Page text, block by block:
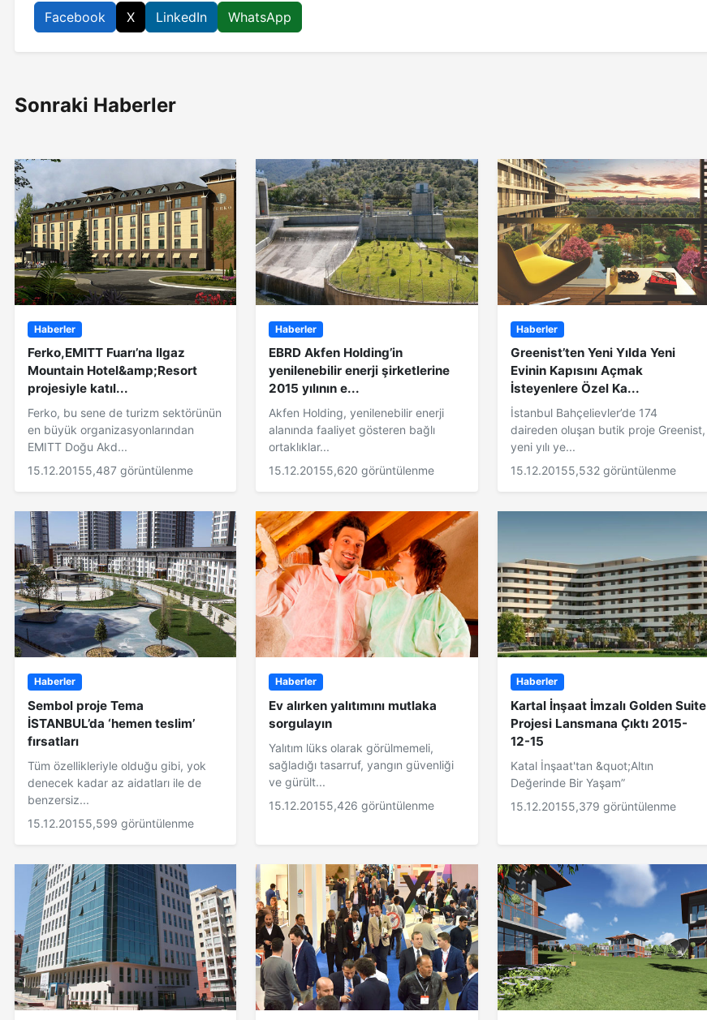
Facebook X LinkedIn WhatsApp
Sonraki Haberler
Haberler
Ferko,EMITT Fuarı’na Ilgaz
Mountain Hotel&amp;Resort
projesiyle katıl...
Ferko, bu sene de turizm sektörünün
en büyük organizasyonlarından
EMITT Doğu Akd...
15.12.20155,487 görüntülenme
Haberler
EBRD Akfen Holding’in
yenilenebilir enerji şirketlerine
2015 yılının e...
Akfen Holding, yenilenebilir enerji
alanında faaliyet gösteren bağlı
ortaklıklar...
15.12.20155,620 görüntülenme
Haberler
Greenist’ten Yeni Yılda Yeni
Evinin Kapısını Açmak
İsteyenlere Özel Ka...
İstanbul Bahçelievler’de 174
daireden oluşan butik proje Greenist,
yeni yılı ye...
15.12.20155,532 görüntülenme
Haberler
Sembol proje Tema
İSTANBUL’da ‘hemen teslim’
fırsatları
Tüm özellikleriyle olduğu gibi, yok
denecek kadar az aidatları ile de
benzersiz...
15.12.20155,599 görüntülenme
Haberler
Ev alırken yalıtımını mutlaka
sorgulayın
Yalıtım lüks olarak görülmemeli,
sağladığı tasarruf, yangın güvenliği
ve gürült...
15.12.20155,426 görüntülenme
Haberler
Kartal İnşaat İmzalı Golden Suite
Projesi Lansmana Çıktı 2015-
12-15
Katal İnşaat'tan &quot;Altın
Değerinde Bir Yaşam”
15.12.20155,379 görüntülenme